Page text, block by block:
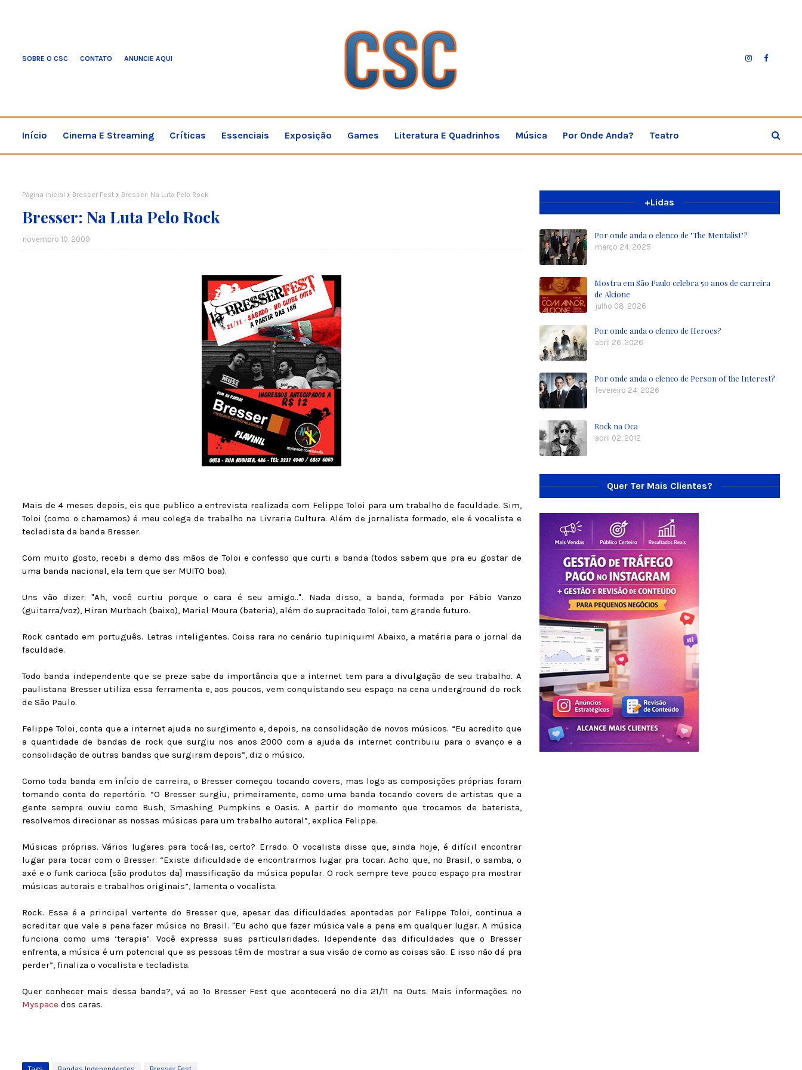
SOBRE O CSC CONTATO ANUNCIE AQUI
Início Cinema E Streaming Críticas Essenciais Exposição Games Literatura E Quadrinhos Música Por Onde Anda? Teatro
Página inicial Bresser Fest Bresser: Na Luta Pelo Rock
Bresser: Na Luta Pelo Rock
novembro 10, 2009
Mais de 4 meses depois, eis que publico a entrevista realizada com Felippe Toloi para um trabalho de faculdade. Sim,
Toloi (como o chamamos) é meu colega de trabalho na Livraria Cultura. Além de jornalista formado, ele é vocalista e
tecladista da banda Bresser.
Com muito gosto, recebi a demo das mãos de Toloi e confesso que curti a banda (todos sabem que pra eu gostar de
uma banda nacional, ela tem que ser MUITO boa).
Uns vão dizer: "Ah, você curtiu porque o cara é seu amigo..". Nada disso, a banda, formada por Fábio Vanzo
(guitarra/voz), Hiran Murbach (baixo), Mariel Moura (bateria), além do supracitado Toloi, tem grande futuro.
Rock cantado em português. Letras inteligentes. Coisa rara no cenário tupiniquim! Abaixo, a matéria para o jornal da
faculdade.
Todo banda independente que se preze sabe da importância que a internet tem para a divulgação de seu trabalho. A
paulistana Bresser utiliza essa ferramenta e, aos poucos, vem conquistando seu espaço na cena underground do rock
de São Paulo.
Felippe Toloi, conta que a internet ajuda no surgimento e, depois, na consolidação de novos músicos. “Eu acredito que
a quantidade de bandas de rock que surgiu nos anos 2000 com a ajuda da internet contribuiu para o avanço e a
consolidação de outras bandas que surgiram depois”, diz o músico.
Como toda banda em início de carreira, o Bresser começou tocando covers, mas logo as composições próprias foram
tomando conta do repertório. “O Bresser surgiu, primeiramente, como uma banda tocando covers de artistas que a
gente sempre ouviu como Bush, Smashing Pumpkins e Oasis. A partir do momento que trocamos de baterista,
resolvemos direcionar as nossas músicas para um trabalho autoral”, explica Felippe.
Músicas próprias. Vários lugares para tocá-las, certo? Errado. O vocalista disse que, ainda hoje, é difícil encontrar
lugar para tocar com o Bresser. “Existe dificuldade de encontrarmos lugar pra tocar. Acho que, no Brasil, o samba, o
axé e o funk carioca [são produtos da] massificação da música popular. O rock sempre teve pouco espaço pra mostrar
músicas autorais e trabalhos originais”, lamenta o vocalista.
Rock. Essa é a principal vertente do Bresser que, apesar das dificuldades apontadas por Felippe Toloi, continua a
acreditar que vale a pena fazer música no Brasil. "Eu acho que fazer música vale a pena em qualquer lugar. A música
funciona como uma ‘terapia’. Você expressa suas particularidades. Idependente das dificuldades que o Bresser
enfrenta, a música é um potencial que as pessoas têm de mostrar a sua visão de como as coisas são. E isso não dá pra
perder”, finaliza o vocalista e tecladista.
Quer conhecer mais dessa banda?, vá ao 1º Bresser Fest que acontecerá no dia 21/11 na Outs. Mais informações no
Myspace dos caras.
+Lidas
Por onde anda o elenco de "The Mentalist"?
março 24, 2025
Mostra em São Paulo celebra 50 anos de carreira
de Alcione
julho 08, 2026
Por onde anda o elenco de Heroes?
abril 26, 2026
Por onde anda o elenco de Person of the Interest?
fevereiro 24, 2026
Rock na Oca
abril 02, 2012
Quer Ter Mais Clientes?